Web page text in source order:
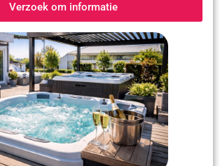
Verzoek om informatie